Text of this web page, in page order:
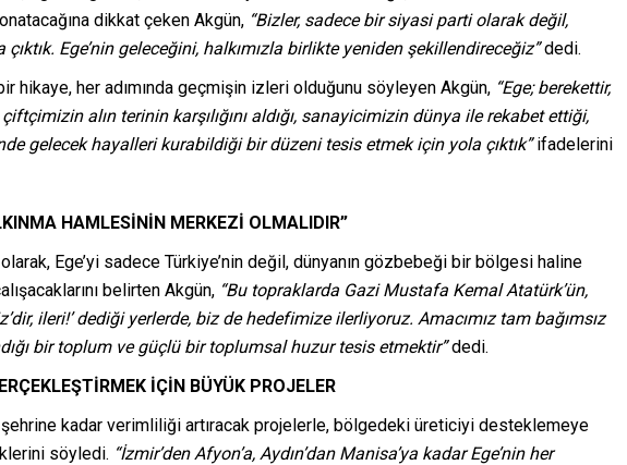
dikkat çeken Akgün, “Bizler, sadece bir siyasi parti olarak değil,
Ege’nin geleceğini, halkımızla birlikte yeniden şekillendireceğiz”dedi.
hikaye, her adımında geçmişin izleri olduğunu söyleyen Akgün, “Ege; berekettir,
alın terinin karşılığını aldığı, sanayicimizin dünya ile rekabet ettiği,
gelecek hayalleri kurabildiği bir düzeni tesis etmek için yola çıktık”ifadelerini
HAMLESİNİN MERKEZİ OLMALIDIR”
Ege’yi sadece Türkiye’nin değil, dünyanın gözbebeği bir bölgesi haline
belirten Akgün, “Bu topraklarda Gazi Mustafa Kemal Atatürk’ün,
ileri!’ dediği yerlerde, biz de hedefimize ilerliyoruz. Amacımız tam bağımsız
bir toplum ve güçlü bir toplumsal huzur tesis etmektir”dedi.
İÇİN BÜYÜK PROJELER
şehrine kadar verimliliği artıracak projelerle, bölgedeki üreticiyi desteklemeye
söyledi. “İzmir’den Afyon’a, Aydın’dan Manisa’ya kadar Ege’nin her